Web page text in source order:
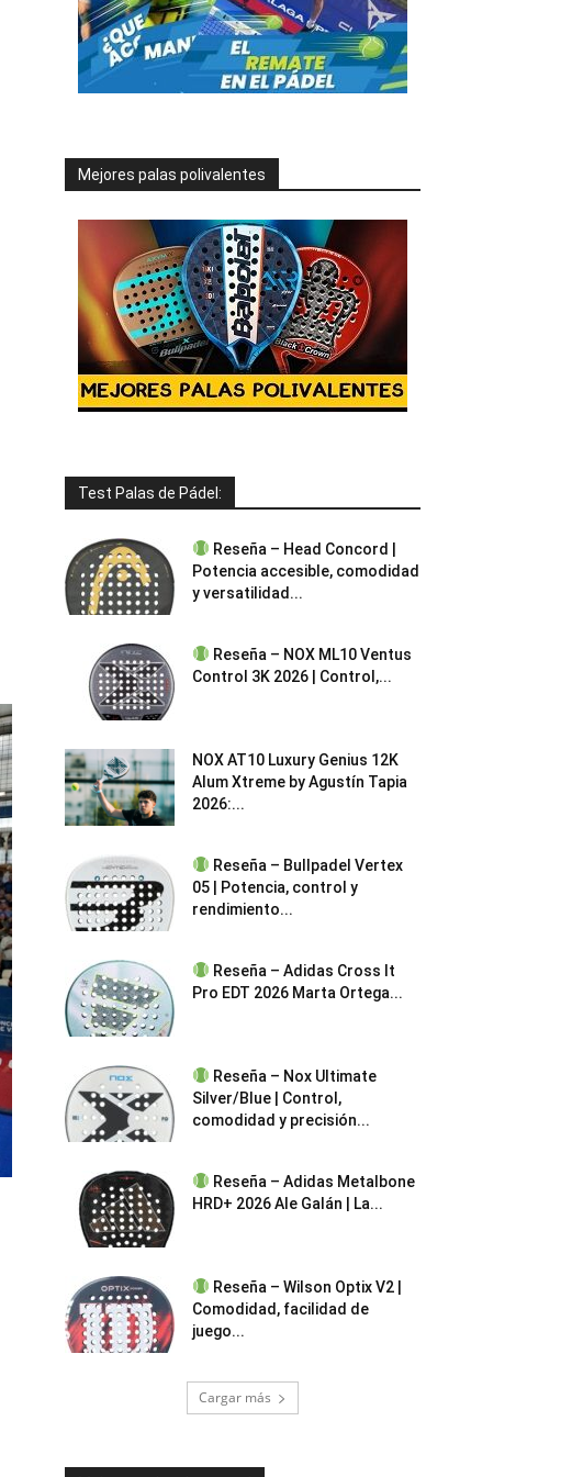
Mejores palas polivalentes
Test Palas de Pádel:
Reseña – Head Concord |
Potencia accesible, comodidad
y versatilidad...
Reseña – NOX ML10 Ventus
Control 3K 2026 | Control,...
NOX AT10 Luxury Genius 12K
Alum Xtreme by Agustín Tapia
2026:...
Reseña – Bullpadel Vertex
05 | Potencia, control y
rendimiento...
Reseña – Adidas Cross It
Pro EDT 2026 Marta Ortega...
Reseña – Nox Ultimate
Silver/Blue | Control,
comodidad y precisión...
Reseña – Adidas Metalbone
HRD+ 2026 Ale Galán | La...
Reseña – Wilson Optix V2 |
Comodidad, facilidad de
juego...
Cargar más